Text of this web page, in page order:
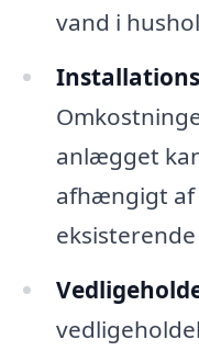
vand i
anlægget
afhængigt af